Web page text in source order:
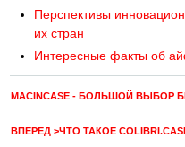
Перспективы
их стран
Интересные факты об
MACINCASE - БОЛЬШОЙ ВЫБОР
ВПЕРЕД >ЧТО ТАКОЕ